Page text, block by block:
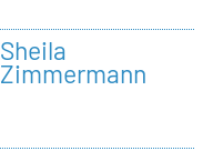
Sheila
Zimmermann